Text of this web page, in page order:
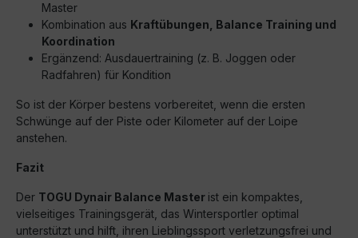
Master
Kombination aus Kraftübungen, Balance Training und
Koordination
Ergänzend: Ausdauertraining (z. B. Joggen oder
Radfahren) für Kondition
So ist der Körper bestens vorbereitet, wenn die ersten
Schwünge auf der Piste oder Kilometer auf der Loipe
anstehen.
Fazit
Der TOGU Dynair Balance Master ist ein kompaktes,
vielseitiges Trainingsgerät, das Wintersportler optimal
unterstützt und hilft, ihren Lieblingssport verletzungsfrei und